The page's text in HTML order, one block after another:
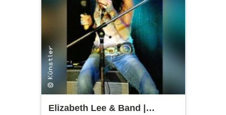
Elizabeth Lee & Band |